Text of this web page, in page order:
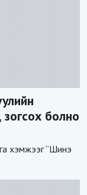
болно
хэмжээг “Шинэ